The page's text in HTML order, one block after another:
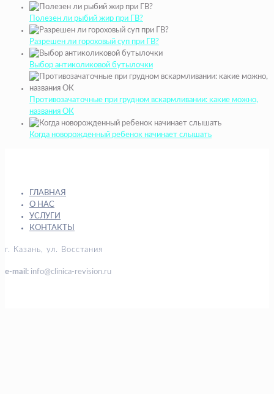
Полезен ли рыбий жир при ГВ?
Разрешен ли гороховый суп при ГВ?
Выбор антиколиковой бутылочки
Противозачаточные при грудном вскармливании: какие можно,
названия ОК
Когда новорожденный ребенок начинает слышать
ГЛАВНАЯ
О НАС
УСЛУГИ
КОНТАКТЫ
г. Казань, ул. Восстания
e-mail: info@clinica-revision.ru